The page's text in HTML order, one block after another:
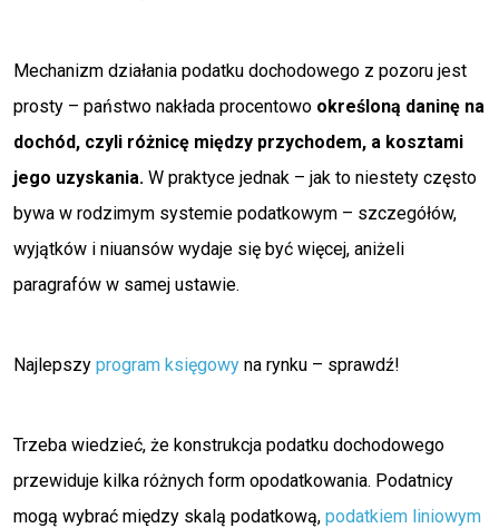
Mechanizm działania podatku dochodowego z pozoru jest
prosty – państwo nakłada procentowo określoną daninę na
dochód, czyli różnicę między przychodem, a kosztami
jego uzyskania. W praktyce jednak – jak to niestety często
bywa w rodzimym systemie podatkowym – szczegółów,
wyjątków i niuansów wydaje się być więcej, aniżeli
paragrafów w samej ustawie.
Najlepszy program księgowy na rynku – sprawdź!
Trzeba wiedzieć, że konstrukcja podatku dochodowego
przewiduje kilka różnych form opodatkowania. Podatnicy
mogą wybrać między skalą podatkową, podatkiem liniowym